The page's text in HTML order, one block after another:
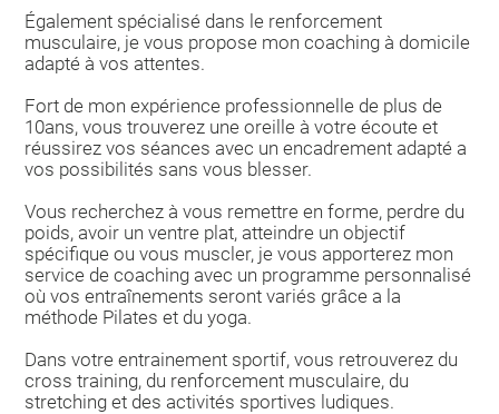
Également spécialisé dans le renforcement
musculaire, je vous propose mon coaching à domicile
adapté à vos attentes.
Fort de mon expérience professionnelle de plus de
10ans, vous trouverez une oreille à votre écoute et
réussirez vos séances avec un encadrement adapté a
vos possibilités sans vous blesser.
Vous recherchez à vous remettre en forme, perdre du
poids, avoir un ventre plat, atteindre un objectif
spécifique ou vous muscler, je vous apporterez mon
service de coaching avec un programme personnalisé
où vos entraînements seront variés grâce a la
méthode Pilates et du yoga.
Dans votre entrainement sportif, vous retrouverez du
cross training, du renforcement musculaire, du
stretching et des activités sportives ludiques.